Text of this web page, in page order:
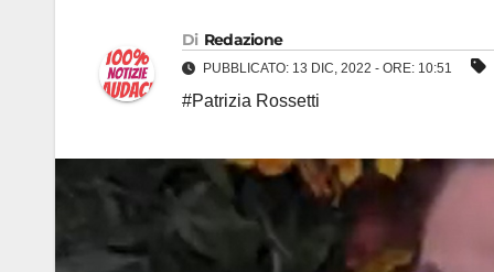
Di Redazione
PUBBLICATO: 13 DIC, 2022 - ORE: 10:51
#Patrizia Rossetti